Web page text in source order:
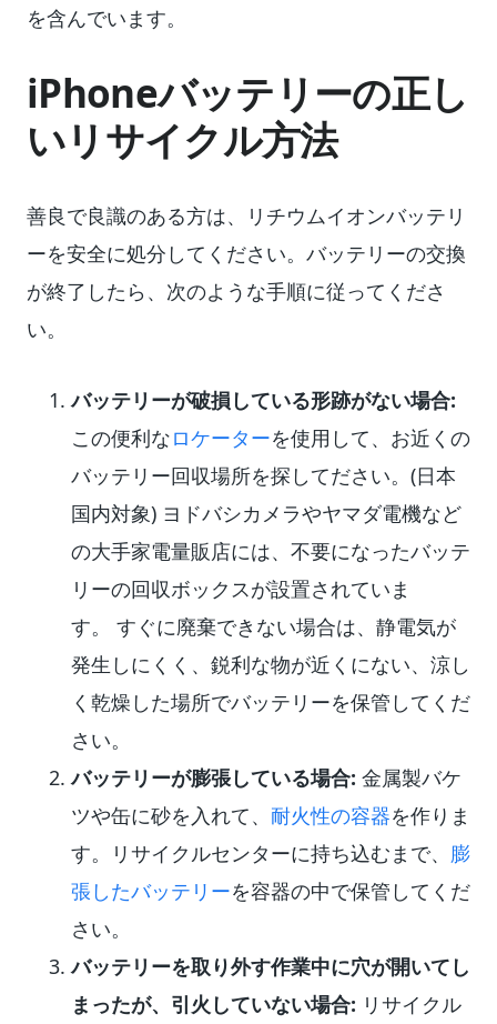
を含んでいます。
iPhoneバッテリーの正し
いリサイクル方法
善良で良識のある方は、リチウムイオンバッテリ
ーを安全に処分してください。バッテリーの交換
が終了したら、次のような手順に従ってくださ
い。
バッテリーが破損している形跡がない場合:
この便利なロケーターを使用して、お近くの
バッテリー回収場所を探してださい。(日本
国内対象) ヨドバシカメラやヤマダ電機など
の大手家電量販店には、不要になったバッテ
リーの回収ボックスが設置されていま
す。 すぐに廃棄できない場合は、静電気が
発生しにくく、鋭利な物が近くにない、涼し
く乾燥した場所でバッテリーを保管してくだ
さい。
バッテリーが膨張している場合: 金属製バケ
ツや缶に砂を入れて、 耐火性の容器を作りま
す。リサイクルセンターに持ち込むまで、 膨
張したバッテリーを容器の中で保管してくだ
さい。
バッテリーを取り外す作業中に穴が開いてし
まったが、引火していない場合: リサイクル